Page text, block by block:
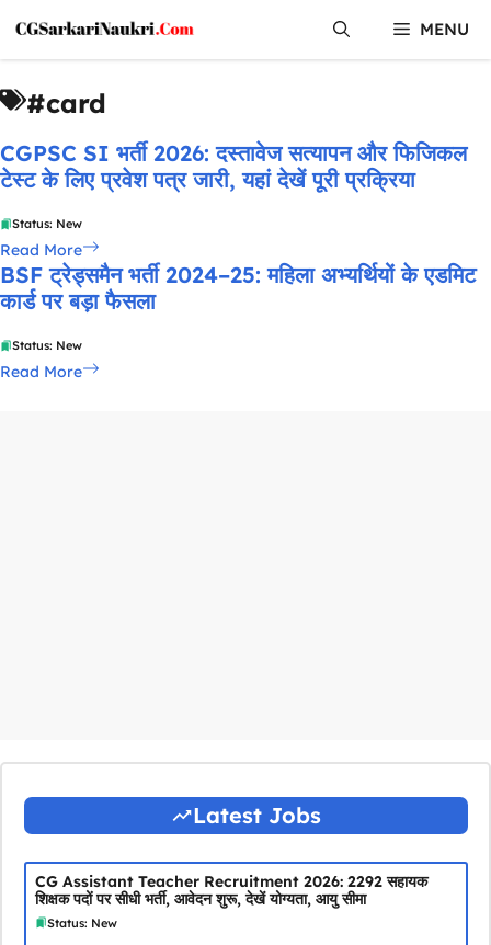
content
MENU
#card
CGPSC SI भर्ती 2026: दस्तावेज सत्यापन और फिजिकल
टेस्ट के लिए प्रवेश पत्र जारी, यहां देखें पूरी प्रक्रिया
Status: New
Read More
BSF ट्रेड्समैन भर्ती 2024–25: महिला अभ्यर्थियों के एडमिट
कार्ड पर बड़ा फैसला
Status: New
Read More
Latest Jobs
CG Assistant Teacher Recruitment 2026: 2292 सहायक
शिक्षक पदों पर सीधी भर्ती, आवेदन शुरू, देखें योग्यता, आयु सीमा
Status: New